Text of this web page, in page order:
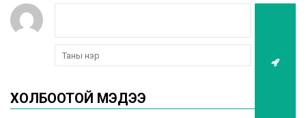
ХОЛБООТОЙ МЭДЭЭ